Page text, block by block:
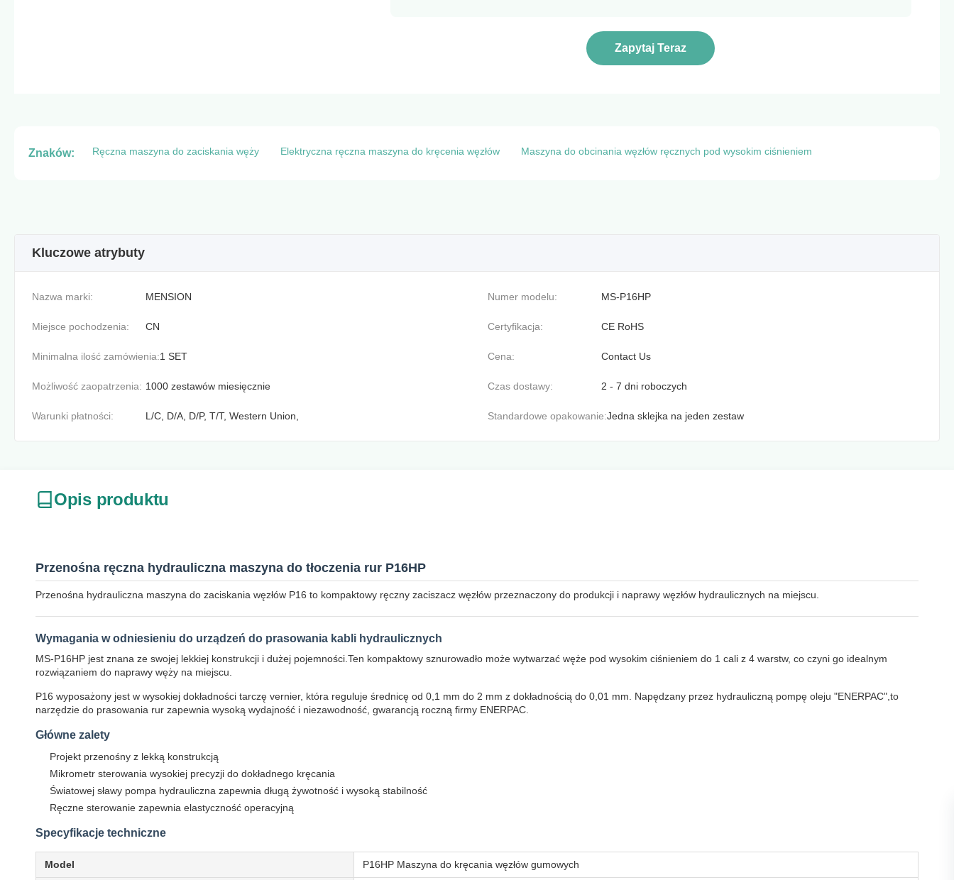
Zapytaj Teraz
Znaków: Ręczna maszyna do zaciskania węży Elektryczna ręczna maszyna do kręcenia węzłów Maszyna do obcinania węzłów ręcznych pod wysokim ciśnieniem
Kluczowe atrybuty
Nazwa marki: MENSION Numer modelu: MS-P16HP
Miejsce pochodzenia: CN Certyfikacja: CE RoHS
Minimalna ilość zamówienia:1 SET Cena: Contact Us
Możliwość zaopatrzenia: 1000 zestawów miesięcznie Czas dostawy: 2 - 7 dni roboczych
Warunki płatności: L/C, D/A, D/P, T/T, Western Union, Standardowe opakowanie:Jedna sklejka na jeden zestaw
Opis produktu
Przenośna ręczna hydrauliczna maszyna do tłoczenia rur P16HP
Przenośna hydrauliczna maszyna do zaciskania węzłów P16 to kompaktowy ręczny zaciszacz węzłów przeznaczony do produkcji i naprawy węzłów hydraulicznych na miejscu.
Wymagania w odniesieniu do urządzeń do prasowania kabli hydraulicznych
MS-P16HP jest znana ze swojej lekkiej konstrukcji i dużej pojemności.Ten kompaktowy sznurowadło może wytwarzać węże pod wysokim ciśnieniem do 1 cali z 4 warstw, co czyni go idealnym
rozwiązaniem do naprawy węży na miejscu.
P16 wyposażony jest w wysokiej dokładności tarczę vernier, która reguluje średnicę od 0,1 mm do 2 mm z dokładnością do 0,01 mm. Napędzany przez hydrauliczną pompę oleju "ENERPAC",to
narzędzie do prasowania rur zapewnia wysoką wydajność i niezawodność, gwarancją roczną firmy ENERPAC.
Główne zalety
Projekt przenośny z lekką konstrukcją
Mikrometr sterowania wysokiej precyzji do dokładnego kręcania
Światowej sławy pompa hydrauliczna zapewnia długą żywotność i wysoką stabilność
Ręczne sterowanie zapewnia elastyczność operacyjną
Specyfikacje techniczne
Model P16HP Maszyna do kręcania węzłów gumowych